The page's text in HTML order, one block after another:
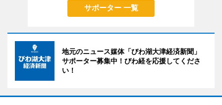
サポーター 一覧
地元のニュース媒体「びわ湖大津経済新聞」
サポーター募集中！びわ経を応援してくださ
い！